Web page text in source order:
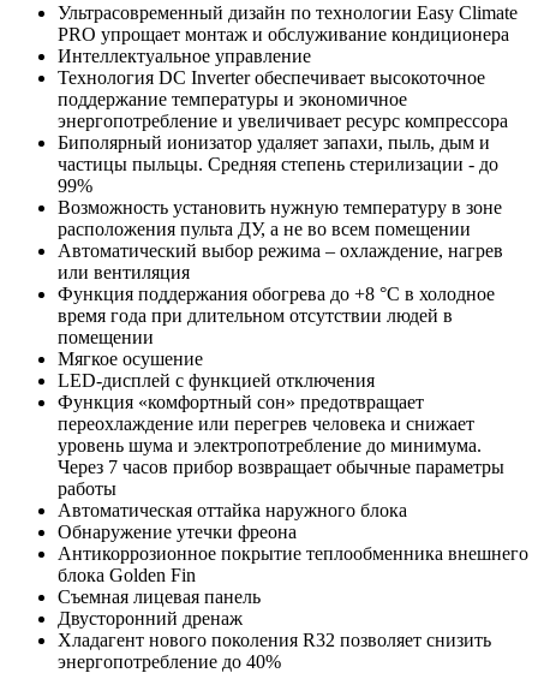
Ультрасовременный дизайн по технологии Easy Climate
PRO упрощает монтаж и обслуживание кондиционера
Интеллектуальное управление
Технология DC Inverter обеспечивает высокоточное
поддержание температуры и экономичное
энергопотребление и увеличивает ресурс компрессора
Биполярный ионизатор удаляет запахи, пыль, дым и
частицы пыльцы. Средняя степень стерилизации - до
99%
Возможность установить нужную температуру в зоне
расположения пульта ДУ, а не во всем помещении
Автоматический выбор режима – охлаждение, нагрев
или вентиляция
Функция поддержания обогрева до +8 °С в холодное
время года при длительном отсутствии людей в
помещении
Мягкое осушение
LED-дисплей с функцией отключения
Функция «комфортный сон» предотвращает
переохлаждение или перегрев человека и снижает
уровень шума и электропотребление до минимума.
Через 7 часов прибор возвращает обычные параметры
работы
Автоматическая оттайка наружного блока
Обнаружение утечки фреона
Антикоррозионное покрытие теплообменника внешнего
блока Golden Fin
Съемная лицевая панель
Двусторонний дренаж
Хладагент нового поколения R32 позволяет снизить
энергопотребление до 40%